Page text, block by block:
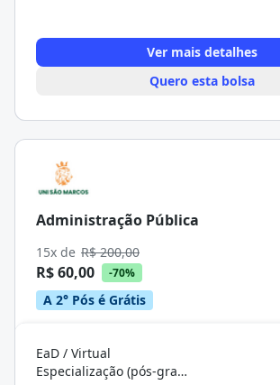
Ver mais detalhes
Quero esta bolsa
Administração Pública
15x de R$ 200,00
R$ 60,00 -70%
A 2° Pós é Grátis
EaD / Virtual
Especialização (pós-graduação)